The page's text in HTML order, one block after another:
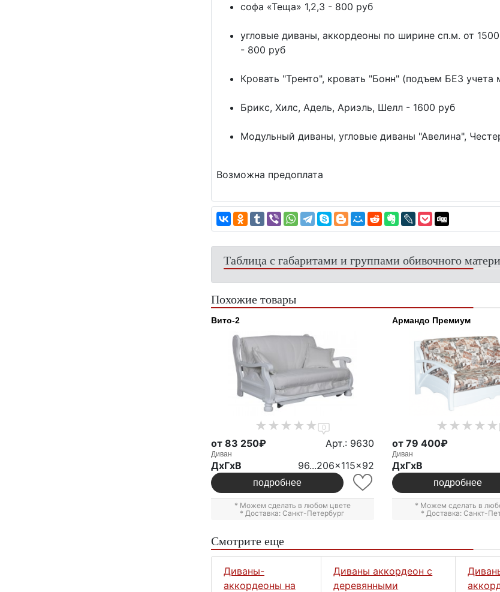
софа «Теща» 1,2,3 - 800 руб
угловые диваны, аккордеоны по ширине сп.м. от
- 800 руб
Кровать "Тренто", кровать "Бонн" (подъем БЕЗ учета
Брикс, Хилс, Адель, Ариэль, Шелл - 1600 руб
Модульный диваны, угловые диваны "Авелина",
Возможна предоплата
Таблица с габаритами и группами обивочного
Похожие товары
Вито-2
0
от 83 250₽ Арт.: 9630
Диван
ДxГxВ 96...206x115x92
подробнее
* Можем сделать в любом цвете
* Доставка: Санкт-Петербург
Армандо Премиум
от 79 400₽
Диван
ДxГxВ
подробнее
* Можем сделать в
* Доставка: Санкт-
Смотрите еще
Диваны-
аккордеоны на
Диваны аккордеон с
деревянными